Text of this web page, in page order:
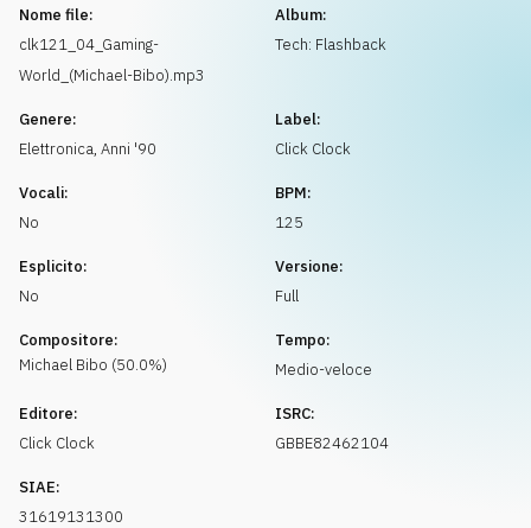
Nome file:
clk121_04_Gaming-
World_(Michael-Bibo).mp3
Album:
Tech: Flashback
Genere:
Elettronica, Anni '90
Label:
Click Clock
Vocali:
No
BPM:
125
Esplicito:
No
Versione:
Full
Compositore:
Michael Bibo (50.0%)
Tempo:
Medio-veloce
Editore:
Click Clock
ISRC:
GBBE82462104
SIAE:
31619131300